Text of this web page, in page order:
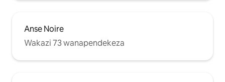
Anse Noire
Wakazi 73 wanapendekeza